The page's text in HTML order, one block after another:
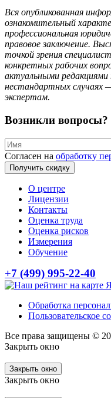
Вся опубликованная
ознакомительный
профессиональная
правовое заключение.
точкой зрения
конкретных рабочих
актуальными
нестандартных случаях
экспертам.
Возникли
Согласен на обработку
Получить скидку
О центре
Лицензии
Контакты
Оценка труда
Оценка рисков
Измерения
Обучение
+7 (499) 995-22-40
Обработка
Пользовательское
Все права защищены ©
Закрыть окно
Закрыть окно
Закрыть окно